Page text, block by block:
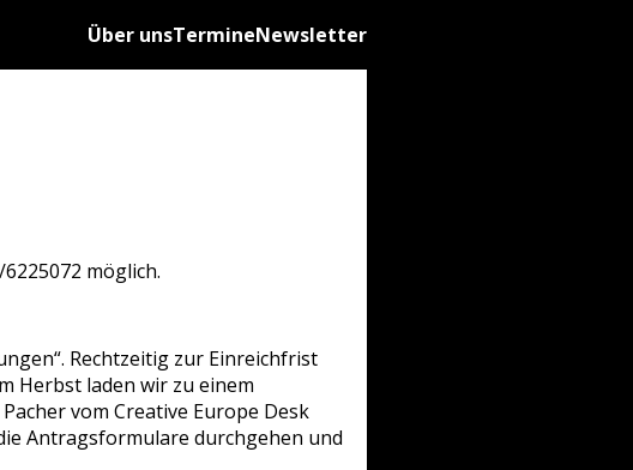
Über unsTermineNewsletter
möglich.
Rechtzeitig zur Einreichfrist
Herbst laden wir zu einem
vom Creative Europe Desk
Antragsformulare durchgehen und